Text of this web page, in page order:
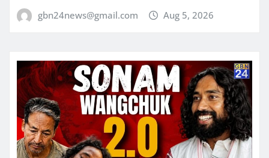
gbn24news@gmail.com Aug 5, 2026